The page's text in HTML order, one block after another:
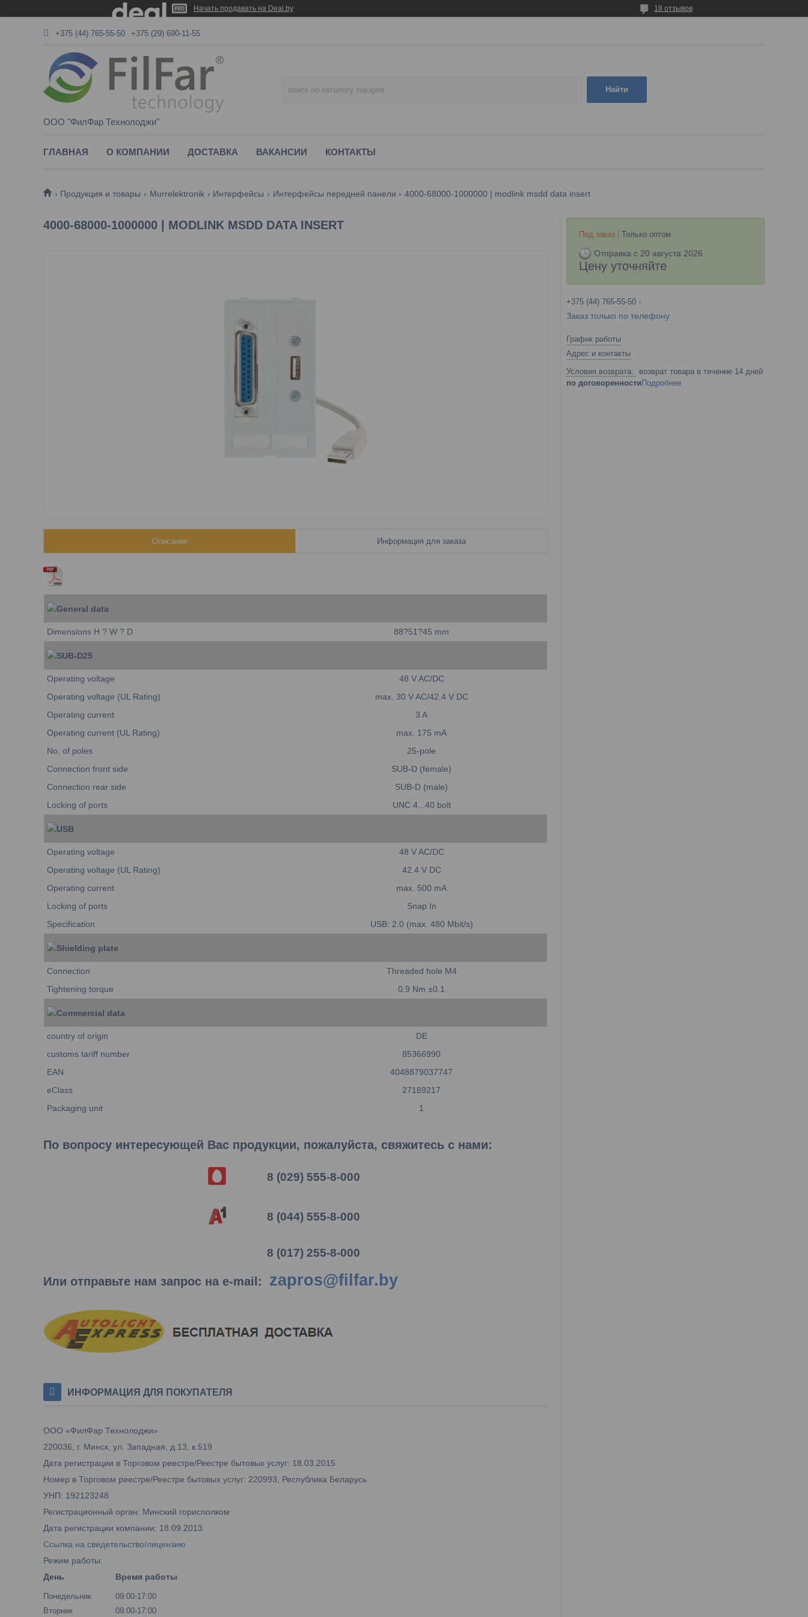
Начать продавать на Deal.by 18 отзывов
+375 (44) 765-55-50 +375 (29) 690-11-55
ООО "ФилФар Технолоджи"
Найти
ГЛАВНАЯ О КОМПАНИИ ДОСТАВКА ВАКАНСИИ КОНТАКТЫ
Продукция и товары Murrelektronik Интерфейсы Интерфейсы передней панели 4000-68000-1000000 | modlink msdd data insert
4000-68000-1000000 | MODLINK MSDD DATA INSERT
Описание Информация для заказа
General data
Dimensions H ? W ? D 88?51?45 mm
SUB-D25
Operating voltage
48 V AC/DC
Operating voltage (UL Rating)
max. 30 V AC/42.4 V DC
Operating current
3 A
Operating current (UL Rating)
max. 175 mA
No. of poles
25-pole
Connection front side
SUB-D (female)
Connection rear side
SUB-D (male)
Locking of ports
UNC 4...40 bolt
USB
Operating voltage
48 V AC/DC
Operating voltage (UL Rating)
42.4 V DC
Operating current
max. 500 mA
Locking of ports
Snap In
Specification
USB: 2.0 (max. 480 Mbit/s)
Shielding plate
Connection
Threaded hole M4
Tightening torque
0.9 Nm ±0.1
Commercial data
country of origin
DE
customs tariff number
85366990
EAN
4048879037747
eClass
27189217
Packaging unit
1
По вопросу интересующей Вас продукции, пожалуйста, свяжитесь с нами:
8 (029) 555-8-000
8 (044) 555-8-000
8 (017) 255-8-000
Или отправьте нам запрос на e-mail: zapros@filfar.by
ИНФОРМАЦИЯ ДЛЯ ПОКУПАТЕЛЯ
ООО «ФилФар Технолоджи»
220036, г. Минск, ул. Западная, д.13, к.519
Дата регистрации в Торговом реестре/Реестре бытовых услуг: 18.03.2015
Номер в Торговом реестре/Реестре бытовых услуг: 220993, Республика Беларусь
УНП: 192123248
Регистрационный орган: Минский горисполком
Дата регистрации компании: 18.09.2013
Ссылка на свидетельство/лицензию
Режим работы:
День
Время работы
Понедельник
09:00-17:00
Вторник
09:00-17:00
Под заказ Только оптом
Отправка с 20 августа 2026
Цену уточняйте
+375 (44) 765-55-50
Заказ только по телефону
График работы
Адрес и контакты
возврат товара в течение 14 дней
по договоренности Подробнее